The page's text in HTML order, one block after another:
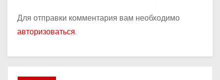
Для отправки комментария вам необходимо
авторизоваться.